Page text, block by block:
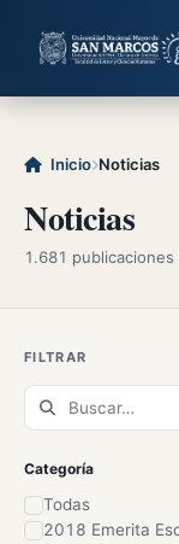
Inicio Noticias
Noticias
1.681
FILTRAR
Categoría
Todas
2018 Emerita